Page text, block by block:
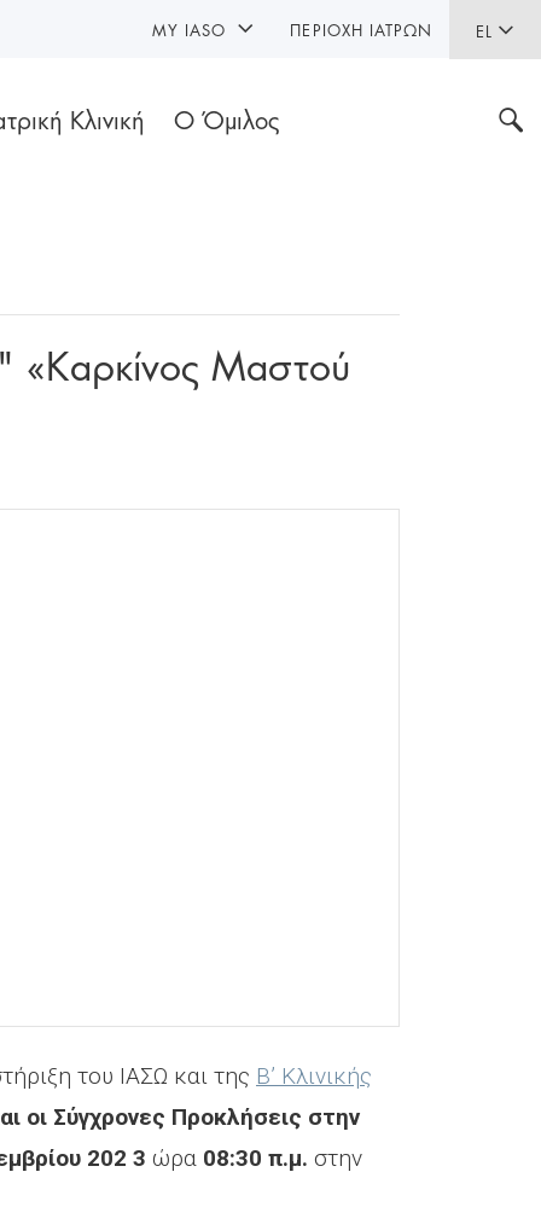
EL
Κλινική Ο Όμιλος
MY IASO ΠΕΡΙΟΧΉ ΙΑΤΡΏΝ
«Καρκίνος Μαστού
του ΙΑΣΩ και της Β’ Κλινικής
οι Σύγχρονες Προκλήσεις στην
202 3 ώρα 08:30 π.μ. στην